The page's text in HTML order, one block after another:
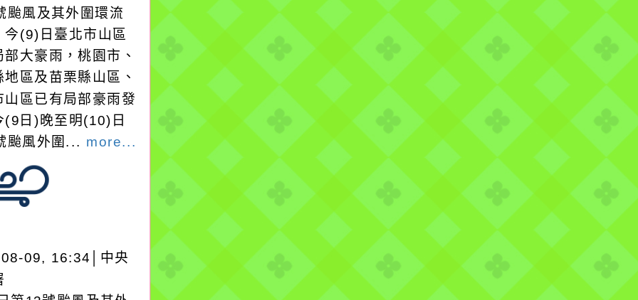
颱風及其外圍環流
今(9)日臺北市山區
部大豪雨，桃園市、
地區及苗栗縣山區、
山區已有局部豪雨發
(9日)晚至明(10)日
颱風外圍... more...
09, 16:34│中央